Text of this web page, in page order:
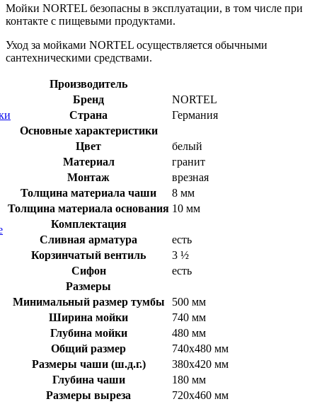
Мойки NORTEL безопасны в эксплуатации, в том числе при
контакте с пищевыми продуктами.
Уход за мойками NORTEL осуществляется обычными
сантехническими средствами.
Производитель
Бренд
NORTEL
Страна
Германия
Основные характеристики
Цвет
белый
Материал
гранит
Монтаж
врезная
Толщина материала чаши
8 мм
Толщина материала основания 10 мм
Комплектация
Сливная арматура
есть
Корзинчатый вентиль
3 ½
Сифон
есть
Размеры
Минимальный размер тумбы
500 мм
Ширина мойки
740 мм
Глубина мойки
480 мм
Общий размер
740х480 мм
Размеры чаши (ш.д.г.)
380х420 мм
Глубина чаши
180 мм
Размеры выреза
720х460 мм